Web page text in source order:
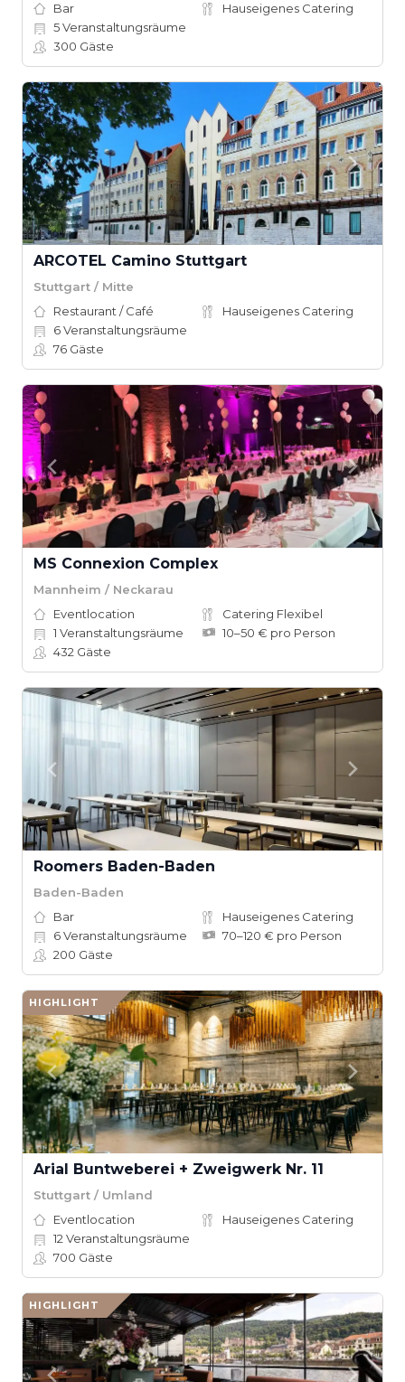
Bar
Hauseigenes Catering
5Veranstaltungsräume
300 Gäste
ARCOTEL Camino Stuttgart
Stuttgart / Mitte
Restaurant / Café
Hauseigenes Catering
6Veranstaltungsräume
76 Gäste
MS Connexion Complex
Mannheim / Neckarau
Eventlocation
Catering Flexibel
1 Veranstaltungsräume
10–50 € pro Person
432 Gäste
Roomers Baden-Baden
Baden-Baden
Bar
Hauseigenes Catering
6Veranstaltungsräume
70–120 € pro Person
200 Gäste
HIGHLIGHT
Arial Buntweberei + Zweigwerk Nr. 11
Stuttgart / Umland
Eventlocation
Hauseigenes Catering
12 Veranstaltungsräume
700 Gäste
HIGHLIGHT